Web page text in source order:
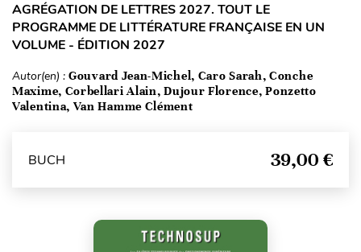
AGRÉGATION DE LETTRES 2027. TOUT LE
PROGRAMME DE LITTÉRATURE FRANÇAISE EN UN
VOLUME - ÉDITION 2027
Autor(en) : Gouvard Jean-Michel, Caro Sarah, Conche
Maxime, Corbellari Alain, Dujour Florence, Ponzetto
Valentina, Van Hamme Clément
BUCH 39,00 €